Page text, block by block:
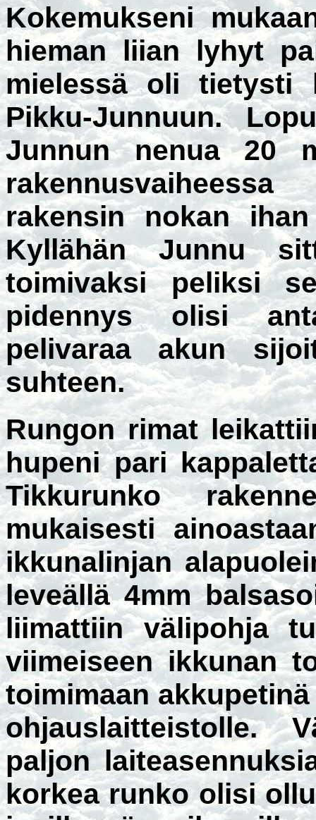
Kokemukseni
hieman liian lyhyt
mielessä oli tietysti
Pikku-Junnuun.
Junnun nenua 20
rakensin nokan
Kyllähän Junnu
toimivaksi peliksi
pidennys olisi
pelivaraa akun
suhteen.
Rungon rimat
hupeni pari
Tikkurunko
mukaisesti
ikkunalinjan
leveällä 4mm
liimattiin välipohja
viimeiseen ikkunan
toimimaan
ohjauslaitteistolle.
paljon
korkea runko olisi